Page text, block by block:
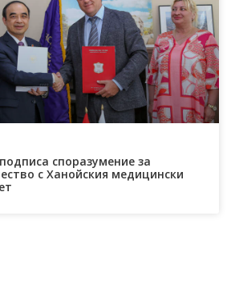
споразумение за
с Ханойския медицински